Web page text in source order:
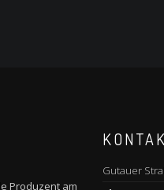
Produzent am
Gutauer